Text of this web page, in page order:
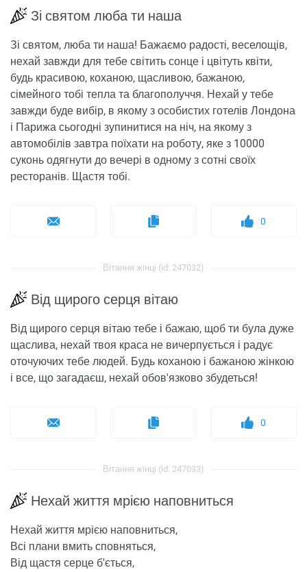
Зі святом люба ти наша
Зі святом, люба ти наша! Бажаємо радості, веселощів,
нехай завжди для тебе світить сонце і цвітуть квіти,
будь красивою, коханою, щасливою, бажаною,
сімейного тобі тепла та благополуччя. Нехай у тебе
завжди буде вибір, в якому з особистих готелів Лондона
і Парижа сьогодні зупинитися на ніч, на якому з
автомобілів завтра поїхати на роботу, яке з 10000
суконь одягнути до вечері в одному з сотні своїх
ресторанів. Щастя тобі.
0
Вітання жінці (id: 247032)
Від щирого серця вітаю
Від щирого серця вітаю тебе і бажаю, щоб ти була дуже
щаслива, нехай твоя краса не вичерпується і радує
оточуючих тебе людей. Будь коханою і бажаною жінкою
і все, що загадаєш, нехай обов'язково збудеться!
0
Вітання жінці (id: 247033)
Нехай життя мрією наповниться
Нехай життя мрією наповниться,
Всі плани вмить сповняться,
Від щастя серце б'ється,